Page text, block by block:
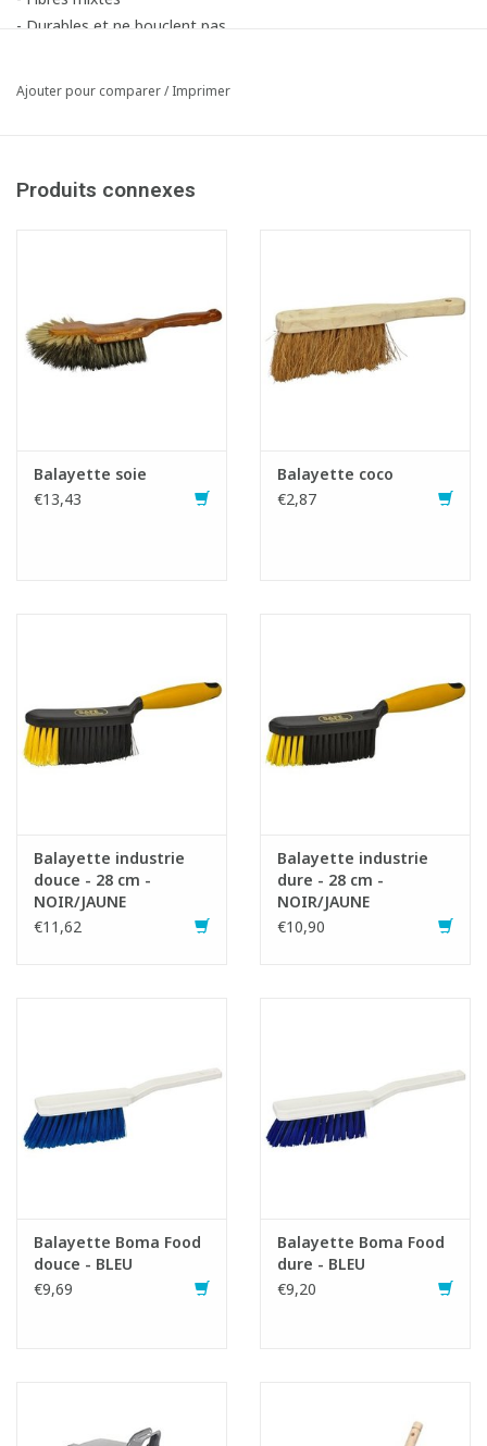
- Durables et ne bouclent pas
Ajouter pour comparer/Imprimer
Produits connexes
Balayette soie
€13,43
Balayette coco
€2,87
Balayette industrie
douce - 28 cm -
NOIR/JAUNE
€11,62
Balayette industrie
dure - 28 cm -
NOIR/JAUNE
€10,90
Balayette Boma Food
douce - BLEU
€9,69
Balayette Boma Food
dure - BLEU
€9,20